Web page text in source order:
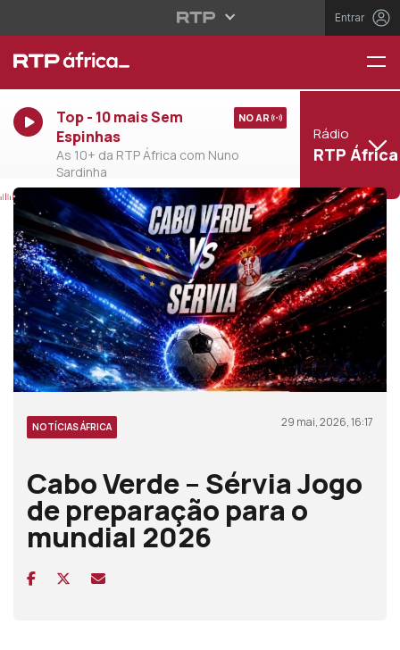
Entrar
Top - 10 mais Sem
Espinhas
As 10+ da RTP África com Nuno
Sardinha
NO AR
Rádio
RTP África
NOTÍCIAS ÁFRICA 29 mai, 2026, 16:17
Cabo Verde – Sérvia Jogo
de preparação para o
mundial 2026